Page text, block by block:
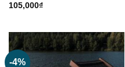
105,000₫
-4%